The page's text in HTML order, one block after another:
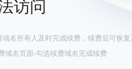
访问
名所有人及时完成续费，续费后可恢复
域名页面-勾选续费域名完成续费